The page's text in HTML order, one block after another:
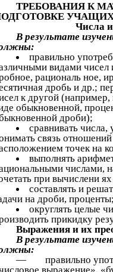
ТРЕБОВАНИЯ К
Числа и
В результате
правильно
видами чисел
рациональ ное,
дробь и др.;
к другой
обыкновенной,
дроби);
сравнивать
связь
точек на
выполнять
числами,
при вычислени
составлять и
на дроби, проценты;
округлять целые
прикидку
Выражения и их
В результате
— правильно